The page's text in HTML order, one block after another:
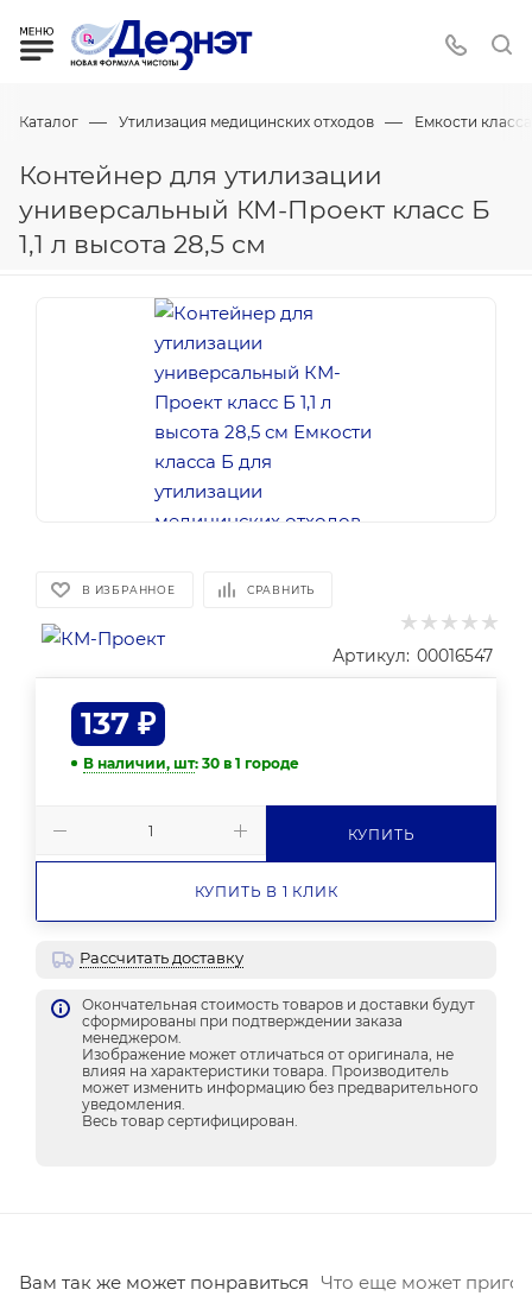
Каталог — Утилизация медицинских отходов — Емкости
Контейнер для утилизации
универсальный КМ-Проект класс Б
1,1 л высота 28,5 см
В ИЗБРАННОЕ СРАВНИТЬ
Артикул: 00016547
137 ₽
В наличии, шт: 30 в 1 городе
КУПИТЬ
КУПИТЬ В 1 КЛИК
Рассчитать доставку
Окончательная стоимость товаров и доставки будут
сформированы при подтверждении заказа
менеджером.
Изображение может отличаться от оригинала, не
влияя на характеристики товара. Производитель
может изменить информацию без предварительного
уведомления.
Весь товар сертифицирован.
Вам так же может понравиться Что еще может